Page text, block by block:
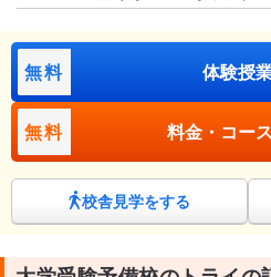
無料 体験授
無料 料金・コー
校舎見学をする